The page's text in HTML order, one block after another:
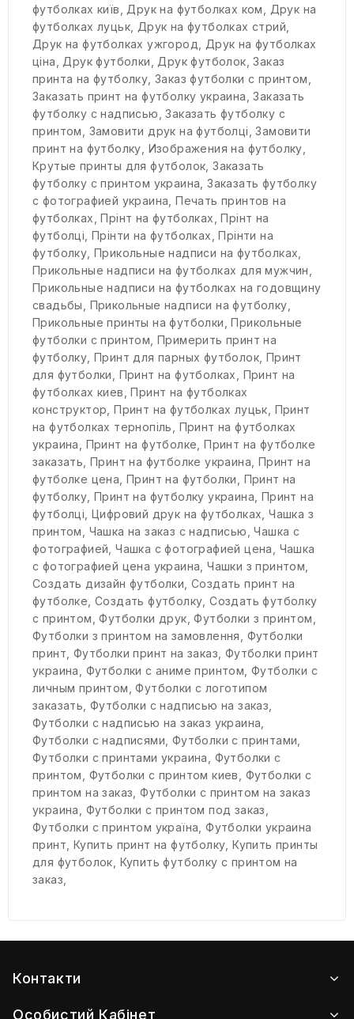
футболках київ
Друк на футболках ком
Друк на
футболках луцьк Друк на футболках стрий
Друк на футболках ужгород
Друк на футболках
ціна
Друк футболки Друк футболок ,Заказ
принта на футболку ,Заказ футболки с принтом
Заказать принт на футболку украина ,Заказать
футболку с надписью ,Заказать футболку с
принтом
Замовити друк на футболці ,Замовити
принт на футболку Изображения на футболку
Крутые принты для футболок ,Заказать
футболку с принтом украина ,Заказать футболку
с фотографией украина ,Печать принтов на
футболках ,Прінт на футболках ,Прінт на
футболці ,Прінти на футболках ,Прінти на
футболку ,Прикольные надписи на футболках
Прикольные надписи на футболках для мужчин
Прикольные надписи на футболках на годовщину
свадьбы
Прикольные надписи на футболку
Прикольные принты на футболки ,Прикольные
футболки с принтом ,Примерить принт на
футболку ,Принт для парных футболок Принт
для футболки
Принт на футболках
Принт на
футболках киев ,Принт на футболках
конструктор ,Принт на футболках луцьк Принт
на футболках тернопіль
Принт на футболках
украина
Принт на футболке ,Принт на футболке
заказать ,Принт на футболке украина Принт на
футболке цена ,Принт на футболки
Принт на
футболку ,Принт на футболку украина Принт на
футболці ,Цифровий друк на футболках ,Чашка з
принтом
Чашка на заказ с надписью ,Чашка с
фотографией ,Чашка с фотографией цена
Чашка
с фотографией цена украина ,Чашки з принтом
Создать дизайн футболки ,Создать принт на
футболке ,Создать футболку ,Создать футболку
с принтом ,Футболки друк ,Футболки з принтом
Футболки з принтом на замовлення
Футболки
принт Футболки принт на заказ Футболки принт
украина
Футболки с аниме принтом ,Футболки с
личным принтом ,Футболки с логотипом
заказать ,Футболки с надписью на заказ
Футболки с надписью на заказ украина
Футболки с надписями Футболки с принтами
Футболки с принтами украина
Футболки с
принтом
Футболки с принтом киев
Футболки с
принтом на заказ ,Футболки с принтом на заказ
украина
Футболки с принтом под заказ
Футболки с принтом україна ,Футболки украина
принт Купить принт на футболку ,Купить принты
для футболок Купить футболку с принтом на
заказ
Контакти
Особистий Кабінет